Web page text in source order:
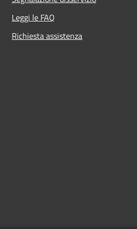
Leggi le FAQ
Richiesta assistenza